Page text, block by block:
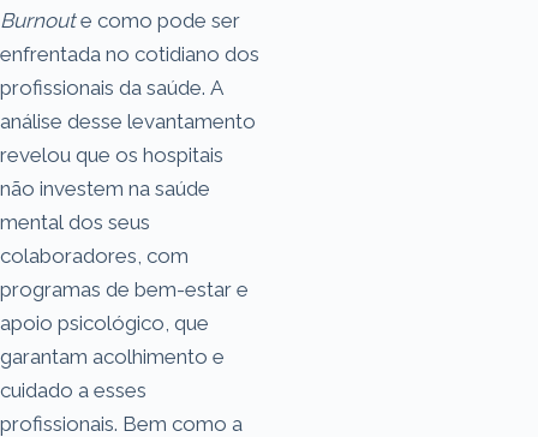
Burnoute como pode ser
enfrentada no cotidiano dos
profissionais da saúde. A
análise desse levantamento
revelou que os hospitais
não investem na saúde
mental dos seus
colaboradores, com
programas de bem-estar e
apoio psicológico, que
garantam acolhimento e
cuidado a esses
profissionais. Bem como a